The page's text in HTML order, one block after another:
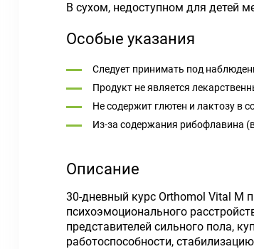
В сухом, недоступном для детей
Особые указания
Следует принимать под
Продукт не является
Не содержит глютен и лактозу в
Из-за содержания рибофлавина
Описание
30-дневный курс Orthomol Vital M
психоэмоционального
представителей сильного пола,
работоспособности,